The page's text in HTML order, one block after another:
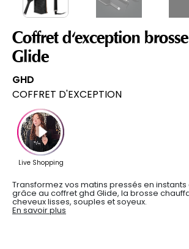
Coffret d'exception
Glide
GHD
COFFRET D'EXCEPTION
Transformez vos matins pressés en
grâce au coffret ghd Glide, la brosse
cheveux lisses, souples et soyeux.
En savoir plus